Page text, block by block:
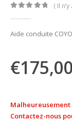
( Il
Aide conduite
€175,00
Contactez-nous